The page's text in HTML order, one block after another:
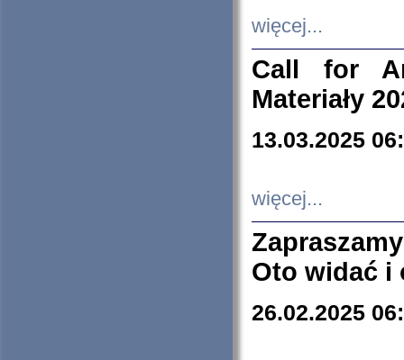
więcej...
Call for
Materiały
13.03.2025
więcej...
Oto widać i
26.02.2025